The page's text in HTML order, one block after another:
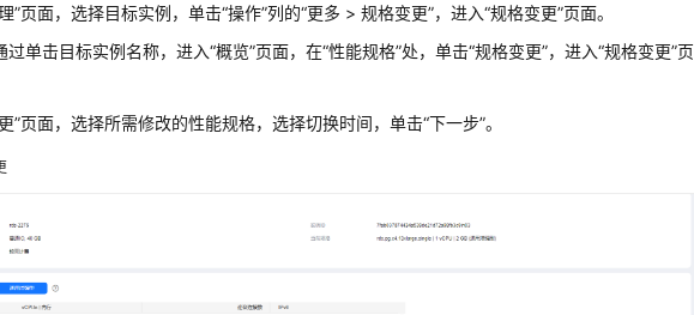
”页面，选择目标实例，单击“操作”列的“更多 >规格变更”，进入“规格变更”页面。
过单击目标实例名称，进入“概览”页面，在“性能规格”处，单击“规格变更”，进入“规格变更”页
”页面，选择所需修改的性能规格，选择切换时间，单击“下一步”。